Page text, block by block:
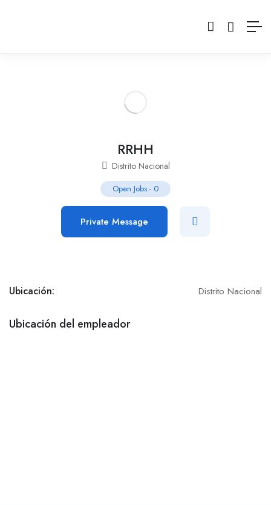
RRHH
Distrito Nacional
Open Jobs - 0
Private Message
Ubicación: Distrito Nacional
Ubicación del empleador